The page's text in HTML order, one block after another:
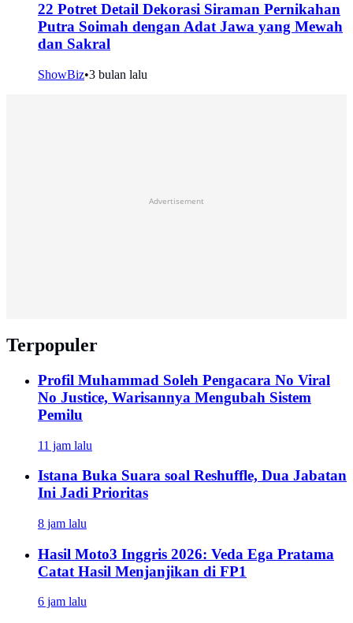
22 Potret Detail Dekorasi Siraman Pernikahan
Putra Soimah dengan Adat Jawa yang Mewah
dan Sakral
ShowBiz•3 bulan lalu
Advertisement
Terpopuler
Profil Muhammad Soleh Pengacara No Viral
No Justice, Warisannya Mengubah Sistem
Pemilu
11 jam lalu
Istana Buka Suara soal Reshuffle, Dua Jabatan
Ini Jadi Prioritas
8 jam lalu
Hasil Moto3 Inggris 2026: Veda Ega Pratama
Catat Hasil Menjanjikan di FP1
6 jam lalu